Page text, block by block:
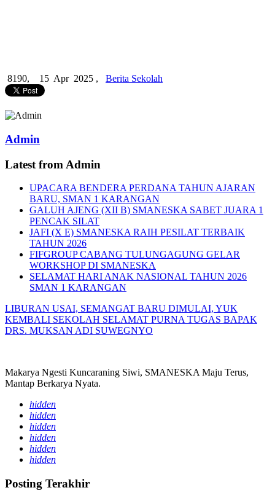
8190, 15 Apr 2025 , Berita Sekolah
Admin
Latest from Admin
UPACARA BENDERA PERDANA TAHUN AJARAN
BARU, SMAN 1 KARANGAN
GALUH AJENG (XII B) SMANESKA SABET JUARA 1
PENCAK SILAT
JAFI (X E) SMANESKA RAIH PESILAT TERBAIK
TAHUN 2026
FIFGROUP CABANG TULUNGAGUNG GELAR
WORKSHOP DI SMANESKA
SELAMAT HARI ANAK NASIONAL TAHUN 2026
SMAN 1 KARANGAN
LIBURAN USAI, SEMANGAT BARU DIMULAI, YUK
KEMBALI SEKOLAH SELAMAT PURNA TUGAS BAPAK
DRS. MUKSAN ADI SUWEGNYO
Makarya Ngesti Kuncaraning Siwi, SMANESKA Maju Terus,
Mantap Berkarya Nyata.
hidden
hidden
hidden
hidden
hidden
hidden
Posting Terakhir